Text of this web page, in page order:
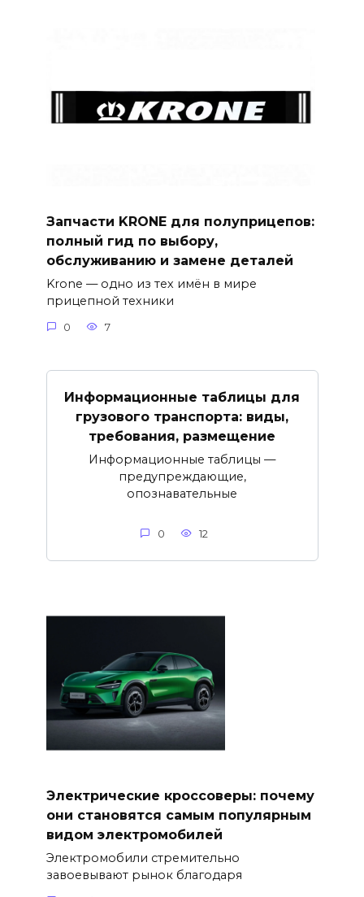
Запчасти KRONE для полуприцепов:
полный гид по выбору,
обслуживанию и замене деталей
Krone — одно из тех имён в мире
прицепной техники
0 7
Информационные таблицы для
грузового транспорта: виды,
требования, размещение
Информационные таблицы —
предупреждающие,
опознавательные
0 12
Электрические кроссоверы: почему
они становятся самым популярным
видом электромобилей
Электромобили стремительно
завоевывают рынок благодаря